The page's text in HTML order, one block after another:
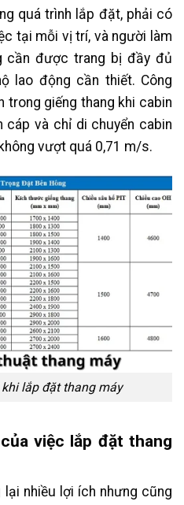
quá trình lắp đặt, phải có
tại mỗi vị trí, và người làm
cần được trang bị đầy đủ
lao động cần thiết. Công
giếng thang khi cabin
và chỉ di chuyển cabin
vượt quá 0,71 m/s.
lắp đặt thang máy
việc lắp đặt thang
nhiều lợi ích nhưng cũng